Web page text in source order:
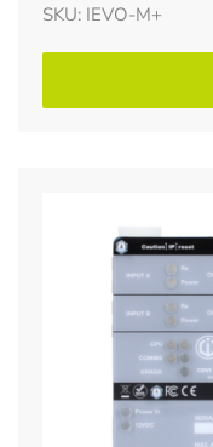
SKU: IEVO-M+